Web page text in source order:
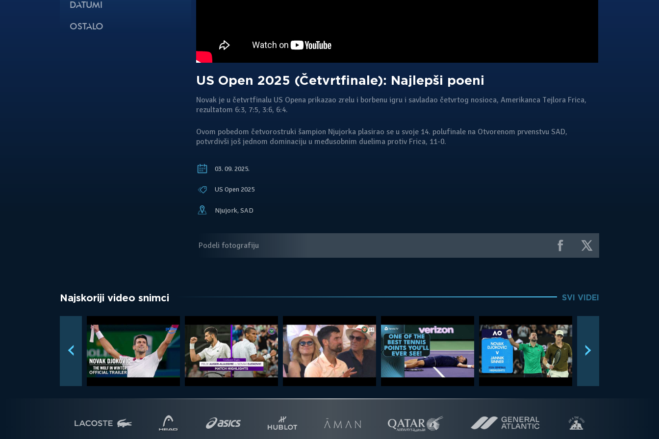
DATUMI
OSTALO
US Open 2025 (Četvrtfinale): Najlepši poeni
Novak je u četvrtfinalu US Opena prikazao zrelu i borbenu igru i savladao četvrtog nosioca, Amerikanca Tejlora Frica,
rezultatom 6:3, 7:5, 3:6, 6:4.
Ovom pobedom četvorostruki šampion Njujorka plasirao se u svoje 14. polufinale na Otvorenom prvenstvu SAD,
potvrdivši još jednom dominaciju u međusobnim duelima protiv Frica, 11-0.
03. 09. 2025.
US Open 2025
Njujork, SAD
Podeli fotografiju
Najskoriji video snimci SVI VIDEI